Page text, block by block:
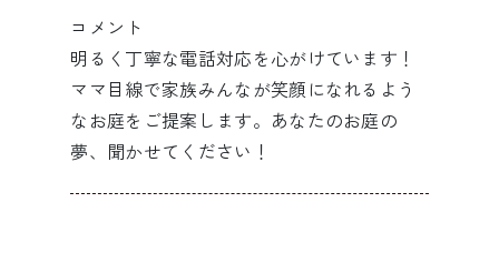
コメント
明るく丁寧な電話対応を心がけています！
ママ目線で家族みんなが笑顔になれるよう
なお庭をご提案します。あなたのお庭の
夢、聞かせてください！